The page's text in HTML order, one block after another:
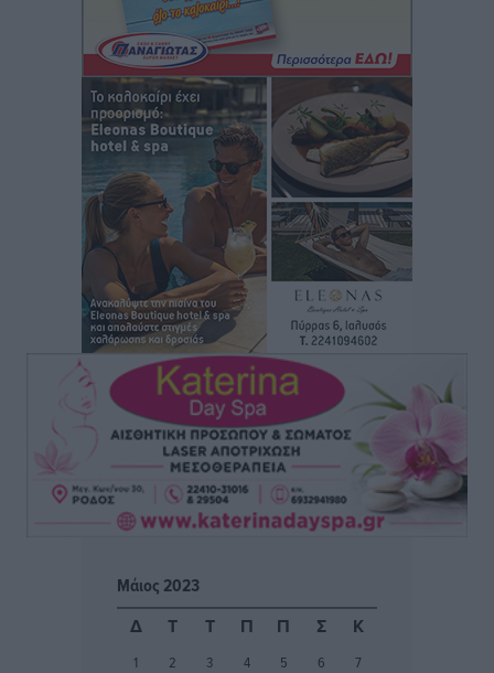
Πάνθηρες: Ξεκίνησαν αισιόδοξοι για την παρθενική
“πτήση” τους
Αθλητικά• πριν 8 ώρες
Άρης Αρχαγγέλου: Στο πλευρό του άτυχου Ιάκωβου
Αθλητικά• πριν 8 ώρες
Φοίβος: Η μεγάλη επιστροφή του Μπρένο Σαλβατιέρα
πριν 8 ώρες
Κλεάνθης: Έτοιμες οι κάρτες διαρκείας της νέας
σεζόν
Αθλητικά πριν 8 ώρες
Ατρόμητος Διμυλιάς: Ο Μαργαρίτης και μία
αδιαπραγμάτευτη φιλοσοφία
Αθλητικά• πριν 8 ώρες
Παπαεμμανουήλ
πριν 9 ώρες
Μάιος 2023
Δ
Τ Τ Π Π Σ Κ
1 2 3 4 5 6
7